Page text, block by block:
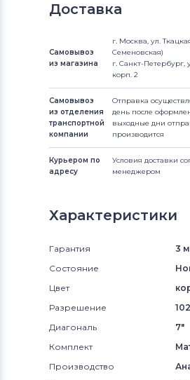
Доставка
Самовывоз
из магазина
г. Москва, ул.
Семеновская)
г. Санкт-Петербург,
корп. 2
Самовывоз
из отделения
транспортной
компании
Отправка
день после
выходные дни
производится
Курьером по
адресу
Условия доставки
менеджером
Характеристики
Гарантия
3
Состояние
Цвет
Разрешение
Диагональ
7"
Комплект
Производство